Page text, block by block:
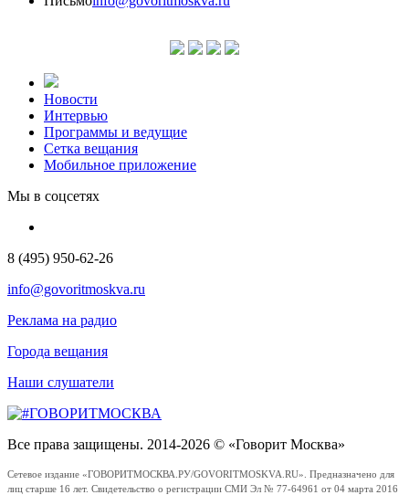
Новости
Интервью
Программы и ведущие
Сетка вещания
Мобильное приложение
Мы в соцсетях
8 (495) 950-62-26
info@govoritmoskva.ru
Реклама на радио
Города вещания
Наши слушатели
Все права защищены. 2014-2026 © «Говорит Москва»
Сетевое издание «ГОВОРИТМОСКВА.РУ/GOVORITMOSKVA.RU». Предназначено для
лиц старше 16 лет. Свидетельство о регистрации СМИ Эл № 77-64961 от 04 марта 2016